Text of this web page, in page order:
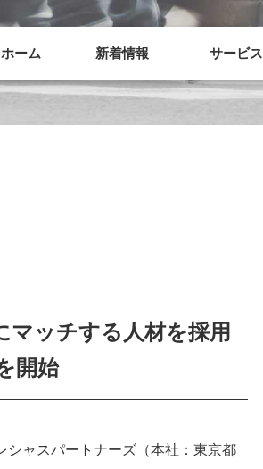
ホーム 新着情報 サービス
マッチする人材を採用
開始
シャスパートナーズ（本社：東京都